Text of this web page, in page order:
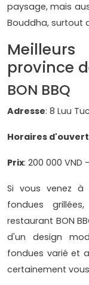
paysage, mais
Bouddha, surtout
province
BON BBQ
Adresse: 8 Luu
Horaires
Prix: 200 000 VND
Si vous venez à
fondues
restaurant BON
d'un design
fondues varié et
certainement